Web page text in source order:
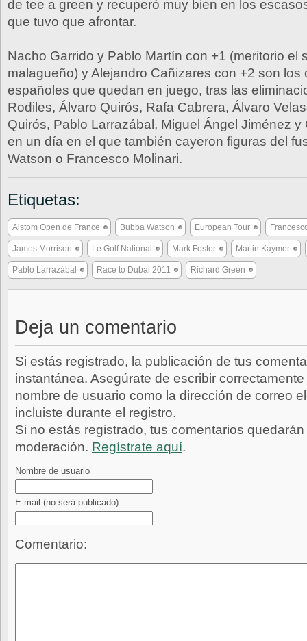
de tee a green y recuperó muy bien en los
que tuvo que afrontar.
Nacho Garrido y Pablo Martín con +1 (meritorio el
malagueño) y Alejandro Cañizares con +2 son los
españoles que quedan en juego, tras las
Rodiles, Álvaro Quirós, Rafa Cabrera, Álvaro
Quirós, Pablo Larrazábal, Miguel Ángel Jiménez y
en un día en el que también cayeron figuras del
Watson o Francesco Molinari.
Etiquetas:
Alstom Open de France Bubba Watson European Tour
James Morrison Le Golf National Mark Foster Martin Kaymer
Pablo Larrazábal Race to Dubai 2011 Richard Green
Deja un comentario
Si estás registrado, la publicación de tus
instantánea. Asegúrate de escribir
nombre de usuario como la dirección de correo
incluiste durante el registro.
Si no estás registrado, tus comentarios
moderación. Regístrate aquí.
Nombre de usuario
E-mail (no será publicado)
Comentario: